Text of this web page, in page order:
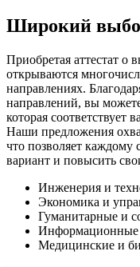
Широкий
Приобретая аттестат о
открываются
направлениях.
направлений, вы
которая
Наши предложения
что позволяет каждому
вариант и повысить
Инженерия и
Экономика и
Гуманитарные и
Информационные
Медицинские и